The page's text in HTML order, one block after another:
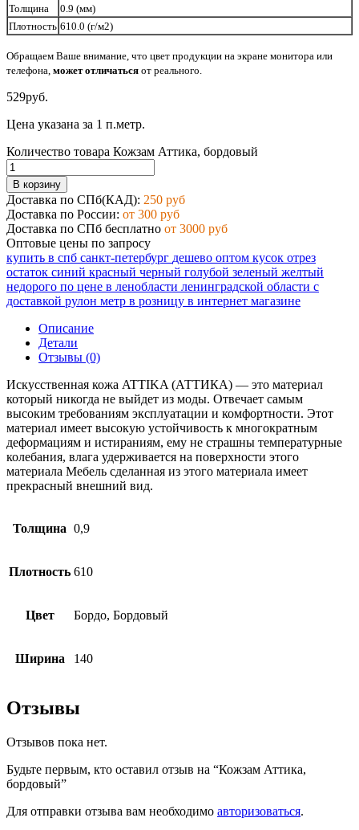
Толщина
0.9 (мм)
Плотность 610.0 (г/м2)
Обращаем Ваше внимание, что цвет продукции на экране монитора или
телефона, может отличаться от реального.
529руб.
Цена указана за 1 п.метр.
Количество товара Кожзам Аттика, бордовый
В корзину
Доставка по СПб(КАД): 250 руб
Доставка по России: от 300 руб
Доставка по СПб бесплатно от 3000 руб
Оптовые цены по запросу
купить в спб санкт-петербург дешево оптом кусок отрез
остаток синий красный черный голубой зеленый желтый
недорого по цене в ленобласти ленинградской области с
доставкой рулон метр в розницу в интернет магазине
Описание
Детали
Отзывы (0)
Искусственная кожа ATTIKA (АТТИКА) — это материал
который никогда не выйдет из моды. Отвечает самым
высоким требованиям эксплуатации и комфортности. Этот
материал имеет высокую устойчивость к многократным
деформациям и истираниям, ему не страшны температурные
колебания, влага удерживается на поверхности этого
материала Мебель сделанная из этого материала имеет
прекрасный внешний вид.
Толщина 0,9
Плотность 610
Цвет Бордо, Бордовый
Ширина 140
Отзывы
Отзывов пока нет.
Будьте первым, кто оставил отзыв на “Кожзам Аттика,
бордовый”
Для отправки отзыва вам необходимо авторизоваться.